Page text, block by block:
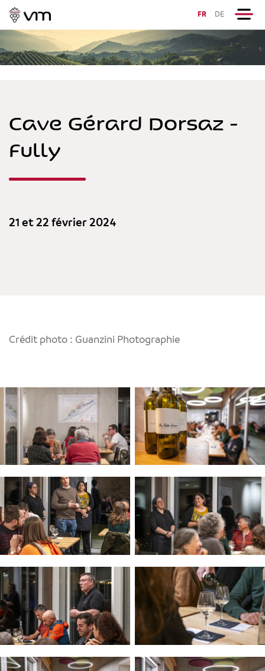
FR DE
Cave Gérard Dorsaz -
Fully
21 et 22 février 2024
Crédit photo : Guanzini Photographie